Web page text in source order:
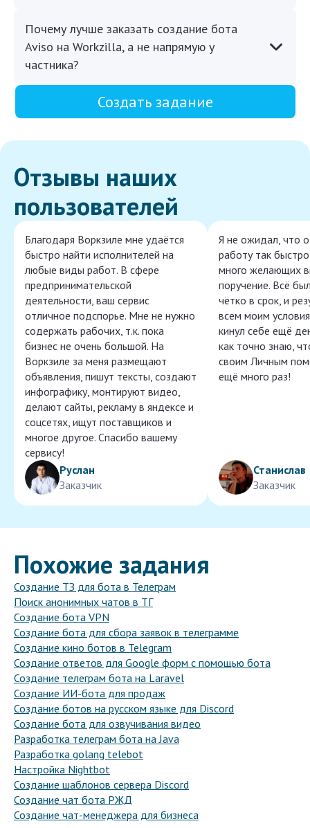
Почему лучше заказать создание бота
Aviso на Workzilla, а не напрямую у
частника?
Создать задание
Отзывы наших
пользователей
Благодаря Воркзиле мне удаётся
быстро найти исполнителей на
любые виды работ. В сфере
предпринимательской
деятельности, ваш сервис
отличное подспорье. Мне не нужно
содержать рабочих, т.к. пока
бизнес не очень большой. На
Воркзиле за меня размещают
объявления, пишут тексты, создают
инфографику, монтируют видео,
делают сайты, рекламу в яндексе и
соцсетях, ищут поставщиков и
многое другое. Спасибо вашему
сервису!
Руслан
Заказчик
Я не ожидал, что
работу так
много желающих
поручение. Всё
чётко в срок, и
всем моим
кинул себе ещё
как точно знаю,
своим Личным
ещё много раз!
Станислав
Заказчик
Похожие задания
Создание ТЗ для бота в Телеграм
Поиск анонимных чатов в ТГ
Создание бота VPN
Создание бота для сбора заявок в телеграмме
Создание кино ботов в Telegram
Создание ответов для Google форм с помощью бота
Создание телеграм бота на Laravel
Создание ИИ-бота для продаж
Создание ботов на русском языке для Discord
Создание бота для озвучивания видео
Разработка телеграм бота на Java
Разработка golang telebot
Настройка Nightbot
Создание шаблонов сервера Discord
Создание чат бота РЖД
Создание чат-менеджера для бизнеса